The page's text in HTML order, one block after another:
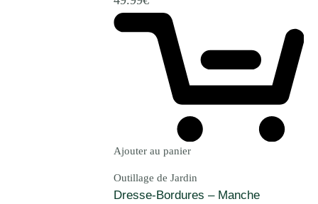
Ajouter au panier
Outillage de Jardin
Dresse-Bordures – Manche